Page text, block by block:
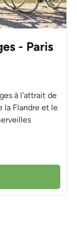
- Paris
à l'attrait de
la Flandre et le